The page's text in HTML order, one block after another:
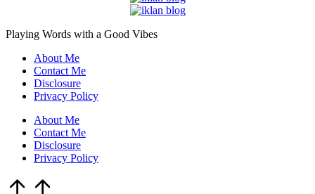
Playing Words with a Good Vibes
About Me
Contact Me
Disclosure
Privacy Policy
About Me
Contact Me
Disclosure
Privacy Policy